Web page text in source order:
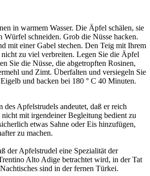
in warmem Wasser. Die Äpfel schälen, sie
Würfel schneiden. Grob die Nüsse hacken.
mit einer Gabel stechen. Den Teig mit Ihrem
zu viel verbreiten. Legen Sie die Äpfel
Sie die Nüsse, die abgetropften Rosinen,
und Zimt. Überfalten und versiegeln Sie
und backen bei 180 ° C 40 Minuten.
des Apfelstrudels andeutet, daß er reich
mit irgendeiner Begleitung bedient zu
etwas Sahne oder Eis hinzufügen,
zu machen.
der Apfelstrudel eine Spezialität der
Alto Adige betrachtet wird, in der Tat
sind in der fernen Türkei.